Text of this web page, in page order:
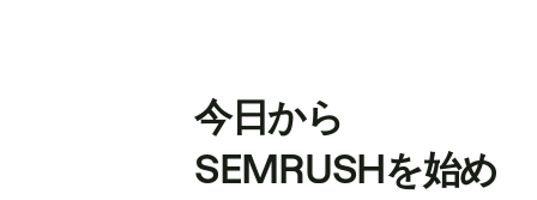
今日から
SEMRUSHを始め